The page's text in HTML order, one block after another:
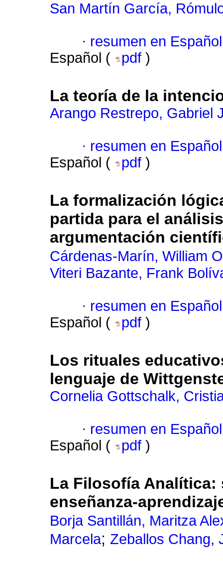
San Martín García,
· resumen en Español
Español (
pdf )
La teoría de la
Arango Restrepo, Gabriel
· resumen en Español
Español (
pdf )
La formalización
partida para el
argumentación
Cárdenas-Marín, William
Viteri Bazante, Frank
· resumen en Español
Español (
pdf )
Los rituales
lenguaje de
Cornelia Gottschalk,
· resumen en Español
Español (
pdf )
La Filosofía Analítica:
enseñanza-
Borja Santillán, Maritza
Marcela; Zeballos Chang,